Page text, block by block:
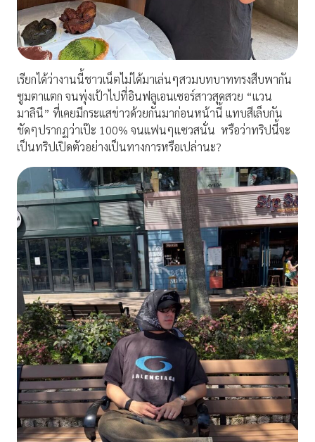
เรียกได้ว่างานนี้ชาวเน็ตไม่ได้มาเล่นๆสวมบทบาททรงสืบพากัน
ซูมตาแตก จนพุ่งเป้าไปที่อินฟลูเอนเซอร์สาวสุดสวย “แวน
มาลินี” ที่เคยมีกระแสข่าวด้วยกันมาก่อนหน้านี้ แทบสีเล็บกัน
ชัดๆปรากฏว่าเป๊ะ 100% จนแฟนๆแซวสนั่น หรือว่าทริปนี้จะ
เป็นทริปเปิดตัวอย่างเป็นทางการหรือเปล่านะ?